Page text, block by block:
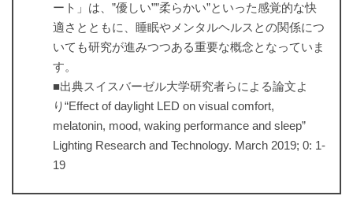
ート」は、”優しい””柔らかい”といった感覚的な快
適さとともに、睡眠やメンタルヘルスとの関係につ
いても研究が進みつつある重要な概念となっていま
す。
■出典スイスバーゼル大学研究者らによる論文よ
り“Effect of daylight LED on visual comfort,
melatonin, mood, waking performance and sleep”
Lighting Research and Technology. March 2019; 0: 1-
19